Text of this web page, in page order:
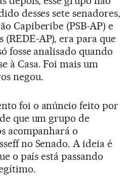
desses sete senadores,
Capiberibe (PSB-AP) e
(REDE-AP), era para que
fosse analisado quando
à Casa. Foi mais um
negou.
foi o anúncio feito por
que um grupo de
acompanhará o
no Senado. A ideia é
o país está passando